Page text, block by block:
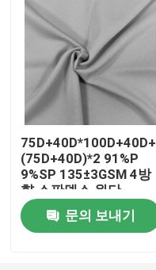
품질 관리
연락처
뉴스
모든 케이스
폴리에스테르 메모리
75D+40D*100D+40D+
(75D+40D)*2 91%P
9%SP 135±3GSM 4방
향 스판덱스 원단
문의 보내기